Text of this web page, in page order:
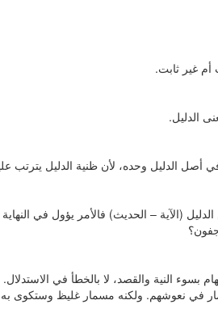
غير ثابت.
الدليل.
أصل الدليل وحده، لأن ظنية الدليل يترتب
(الآية – الحديث) فالأمر يؤول في
بسوء النية والقصد، لا بالخطأ في
في نعوشهم. ولكنه مسمار غليظ وستكوى